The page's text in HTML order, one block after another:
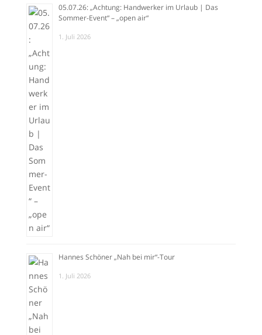
05.07.26: „Achtung: Handwerker im Urlaub | Das
Sommer-Event“ – „open air“
1. Juli 2026
Hannes Schöner „Nah bei mir“-Tour
1. Juli 2026